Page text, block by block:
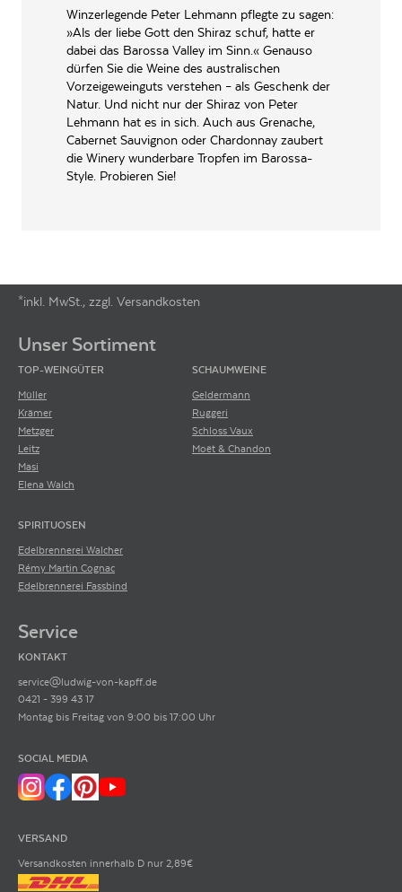
90
James
Suckling
Punkte vonJames Suckling 2017
»An attractive grenache that shows ripe-strawberry compote, peaches and
Ist neben Robert Parker der weltweit einflussreichste Wein-Kritiker. Mit
einem außergewöhnlichen Arbeitspensum von 4.000 Weinverkostungen
PRODUZENT / ABFÜLLER / HERSTELLER
Peter Lehmann Wines LTD,
Para Road, Tanunda, South
Australia 5352
WEINTYPGESCHMACK Trocken
9311910105947
ARTIKELNUMMER 812946
Winzerlegende Peter Lehmann pflegte zu sagen:
»Als der liebe Gott den Shiraz schuf, hatte er
dabei das Barossa Valley im Sinn.« Genauso
dürfen Sie die Weine des australischen
Vorzeigeweinguts verstehen – als Geschenk der
Natur. Und nicht nur der Shiraz von Peter
Lehmann hat es in sich. Auch aus Grenache,
Cabernet Sauvignon oder Chardonnay zaubert
die Winery wunderbare Tropfen im Barossa-
Style. Probieren Sie!
*inkl. MwSt., zzgl. Versandkosten
Unser Sortiment
TOP-WEINGÜTER
Müller
Krämer
Metzger
Leitz
Masi
Elena Walch
SCHAUMWEINE
Geldermann
Ruggeri
Schloss Vaux
Moët & Chandon
SPIRITUOSEN
Edelbrennerei Walcher
Rémy Martin Cognac
Edelbrennerei Fassbind
Service
KONTAKT
service@ludwig-von-kapff.de
0421 - 399 43 17
Montag bis Freitag von 9:00 bis 17:00 Uhr
SOCIAL MEDIA
VERSAND
Versandkosten innerhalb D nur 2,89€